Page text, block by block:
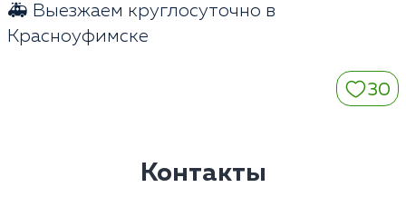
🚑 Выезжаем круглосуточно в
Красноуфимске
30
Контакты